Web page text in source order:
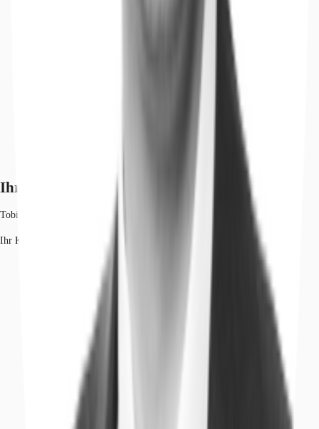
Ihr Kontakt
Tobias Rodewald
Ihr Kontakt